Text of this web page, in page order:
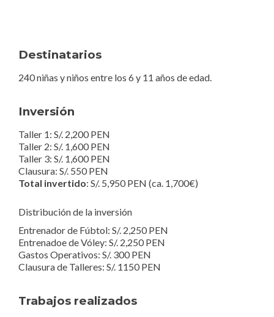
Destinatarios
240 niñas y niños entre los 6 y 11 años de edad.
Inversión
Taller 1: S/. 2,200 PEN
Taller 2: S/. 1,600 PEN
Taller 3: S/. 1,600 PEN
Clausura: S/. 550 PEN
Total invertido: S/. 5,950 PEN (ca. 1,700€)
Distribución de la inversión
Entrenador de Fúbtol: S/. 2,250 PEN
Entrenadoe de Vóley: S/. 2,250 PEN
Gastos Operativos: S/. 300 PEN
Clausura de Talleres: S/. 1150 PEN
Trabajos realizados